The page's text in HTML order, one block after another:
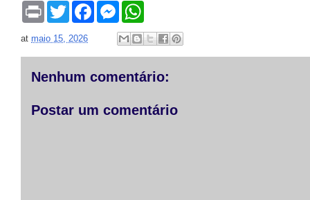
P
n
T
w
t
r
F
o
k
M
s
g
e
p
p
at maio 15, 2026
Nenhum comentário:
Postar um comentário